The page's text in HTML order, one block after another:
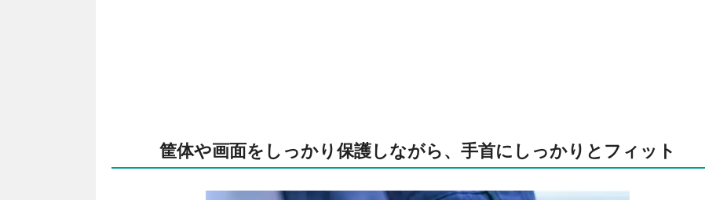
筐体や画面をしっかり保護しながら、手首にしっかりとフィット